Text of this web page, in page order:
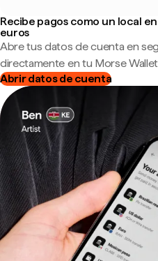
Recibe pagos como un local
euros
Abre tus datos de cuenta en
directamente en tu Morse
Abrir datos de cuenta